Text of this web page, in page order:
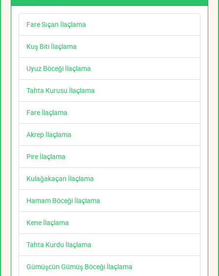
Fare Sıçan İlaçlama
Kuş Biti İlaçlama
Uyuz Böceği İlaçlama
Tahta Kurusu İlaçlama
Fare İlaçlama
Akrep İlaçlama
Pire İlaçlama
Kulağakaçan İlaçlama
Hamam Böceği İlaçlama
Kene İlaçlama
Tahta Kurdu İlaçlama
Gümüşcün Gümüş Böceği İlaçlama